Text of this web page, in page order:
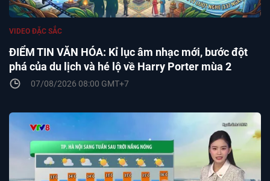
ĐIỂM TIN VĂN HÓA: Kỉ lục âm nhạc mới, bước đột
phá của du lịch và hé lộ về Harry Porter mùa 2
VIDEO ĐẶC SẮC
07/08/2026 08:00 GMT+7